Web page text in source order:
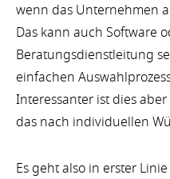
wenn das Unternehmen
Das kann auch Software
Beratungsdienstleitung
einfachen
Interessanter ist dies
das nach individuellen
Es geht also in erster